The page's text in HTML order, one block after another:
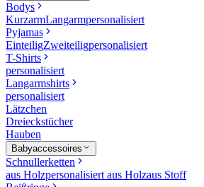
Bodys
KurzarmLangarmpersonalisiert
Pyjamas
EinteiligZweiteiligpersonalisiert
T-Shirts
personalisiert
Langarmshirts
personalisiert
Lätzchen
Dreieckstücher
Hauben
Babyaccessoires
Schnullerketten
aus Holzpersonalisiert aus Holzaus Stoff